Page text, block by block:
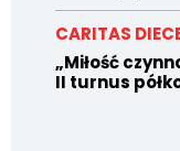
CARITAS
„Miłość
II turnus